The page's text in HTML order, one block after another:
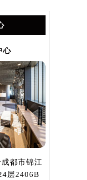
心
都市锦江
层2406B